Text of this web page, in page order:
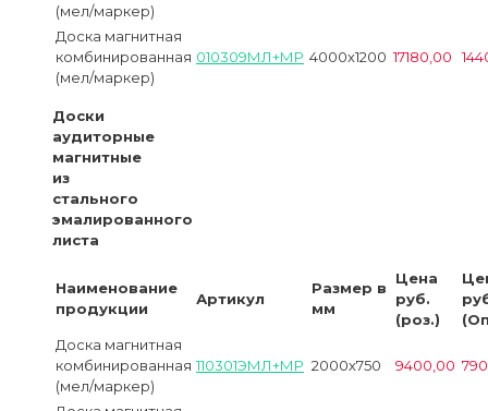
(мел/маркер)
Доска магнитная
комбинированная
(мел/маркер)
010309МЛ+МР 4000х1200 17180,00
Доски
аудиторные
магнитные
из
стального
эмалированного
листа
Наименование
продукции
Артикул
Размер в
мм
Цена
руб.
(роз.)
Доска магнитная
комбинированная
(мел/маркер)
110301ЭМЛ+МР 2000х750 9400,00